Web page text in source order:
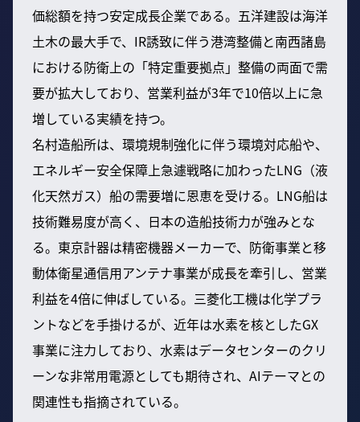
価総額を持つ安定成長企業である。五洋建設は海洋
土木の最大手で、IR誘致に伴う港湾整備と南西諸島
における防衛上の「特定重要拠点」整備の両面で需
要が拡大しており、営業利益が3年で10倍以上に急
増している実績を持つ。
名村造船所は、環境規制強化に伴う環境対応船や、
エネルギー安全保障上急遽戦略に加わったLNG（液
化天然ガス）船の需要増に恩恵を受ける。LNG船は
技術難易度が高く、日本の造船技術力が強みとな
る。東京計器は精密機器メーカーで、防衛事業と移
動体衛星通信用アンテナ事業が成長を牽引し、営業
利益を4倍に伸ばしている。三菱化工機は化学プラ
ントなどを手掛けるが、近年は水素を核としたGX
事業に注力しており、水素はデータセンターのクリ
ーンな非常用電源としても期待され、AIテーマとの
関連性も指摘されている。